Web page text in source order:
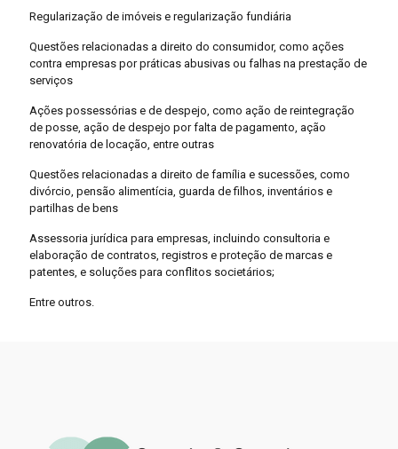
Regularização de imóveis e regularização fundiária
Questões relacionadas a direito do consumidor, como ações
contra empresas por práticas abusivas ou falhas na prestação de
serviços
Ações possessórias e de despejo, como ação de reintegração
de posse, ação de despejo por falta de pagamento, ação
renovatória de locação, entre outras
Questões relacionadas a direito de família e sucessões, como
divórcio, pensão alimentícia, guarda de filhos, inventários e
partilhas de bens
Assessoria jurídica para empresas, incluindo consultoria e
elaboração de contratos, registros e proteção de marcas e
patentes, e soluções para conflitos societários;
Entre outros.